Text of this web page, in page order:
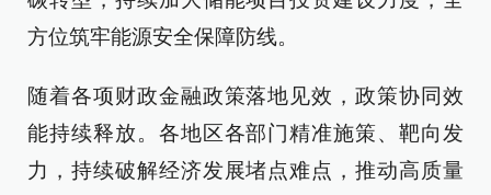
方位筑牢能源安全保障防线。
随着各项财政金融政策落地见效，政策协同效
能持续释放。各地区各部门精准施策、靶向发
力，持续破解经济发展堵点难点，推动高质量